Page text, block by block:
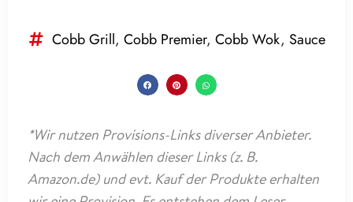
Cobb Grill, Cobb Premier, Cobb Wok, Sauce
*Wir nutzen Provisions-Links diverser Anbieter.
Nach dem Anwählen dieser Links (z. B.
Amazon.de) und evt. Kauf der Produkte erhalten